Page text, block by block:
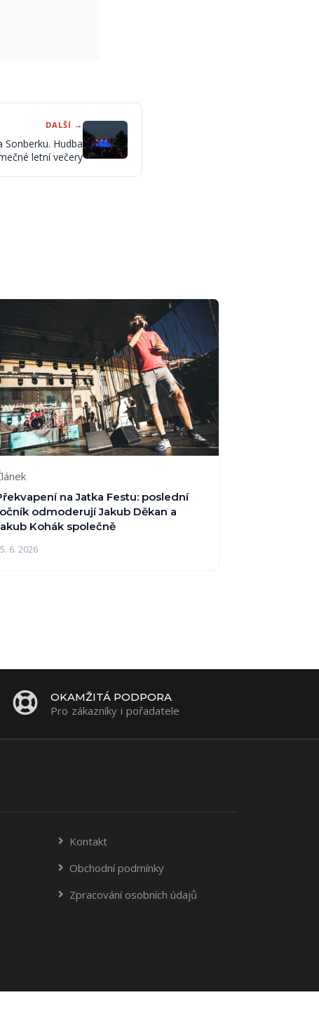
DALŠÍ →
Hudba
letní večery
na Jatka Festu: poslední
odmoderují Jakub Děkan a
Kohák společně
6. 2026
OKAMŽITÁ PODPORA
Pro zákazníky i pořadatele
Kontakt
Obchodní podmínky
Zpracování osobních údajů